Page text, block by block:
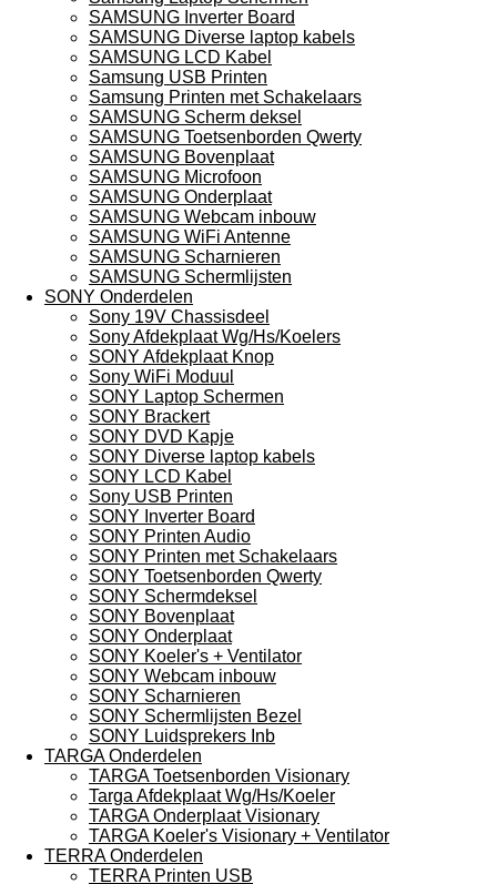
SAMSUNG Inverter Board
SAMSUNG Diverse laptop kabels
SAMSUNG LCD Kabel
Samsung USB Printen
Samsung Printen met Schakelaars
SAMSUNG Scherm deksel
SAMSUNG Toetsenborden Qwerty
SAMSUNG Bovenplaat
SAMSUNG Microfoon
SAMSUNG Onderplaat
SAMSUNG Webcam inbouw
SAMSUNG WiFi Antenne
SAMSUNG Scharnieren
SAMSUNG Schermlijsten
SONY Onderdelen
Sony 19V Chassisdeel
Sony Afdekplaat Wg/Hs/Koelers
SONY Afdekplaat Knop
Sony WiFi Moduul
SONY Laptop Schermen
SONY Brackert
SONY DVD Kapje
SONY Diverse laptop kabels
SONY LCD Kabel
Sony USB Printen
SONY Inverter Board
SONY Printen Audio
SONY Printen met Schakelaars
SONY Toetsenborden Qwerty
SONY Schermdeksel
SONY Bovenplaat
SONY Onderplaat
SONY Koeler's + Ventilator
SONY Webcam inbouw
SONY Scharnieren
SONY Schermlijsten Bezel
SONY Luidsprekers Inb
TARGA Onderdelen
TARGA Toetsenborden Visionary
Targa Afdekplaat Wg/Hs/Koeler
TARGA Onderplaat Visionary
TARGA Koeler's Visionary + Ventilator
TERRA Onderdelen
TERRA Printen USB